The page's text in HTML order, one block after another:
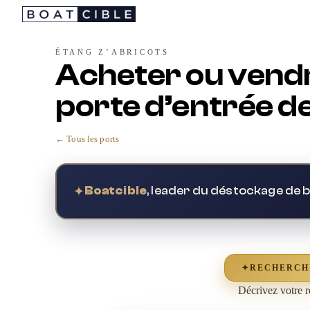
Passer
ÉTANG Z’ABRICOTS
Acheter ou
porte d’entrée
← Tous les ports
✦ Boatcible, leader du déstockage de
✦
Décrivez votre